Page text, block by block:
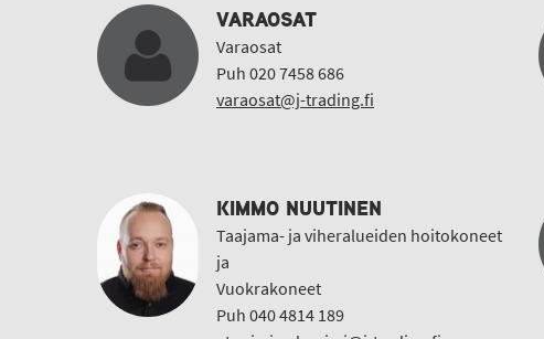
VARAOSAT
Varaosat
Puh 020 7458 686
varaosat@j-trading.fi
KIMMO NUUTINEN
Taajama- ja viheralueiden hoitokoneet
ja
Vuokrakoneet
Puh 040 4814 189